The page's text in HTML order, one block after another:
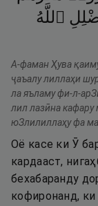
ٱللَّهُ
А-фаман Ҳува
ҷаъалу лиллаҳи
ла яъламу фи-л-
лил лазӣна кафару
юЗлилиллаҳу фа ма
Оё касе ки Ӯ
кардааст,
бехабаранду
кофиронанд,